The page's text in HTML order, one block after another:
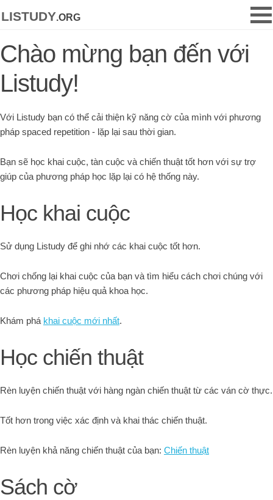
listudy.org
Chào mừng bạn đến với
Listudy!
Với Listudy bạn có thể cải thiện kỹ năng cờ của mình với phương
pháp spaced repetition - lặp lại sau thời gian.
Bạn sẽ học khai cuộc, tàn cuộc và chiến thuật tốt hơn với sự trợ
giúp của phương pháp học lặp lại có hệ thống này.
Học khai cuộc
Sử dụng Listudy để ghi nhớ các khai cuộc tốt hơn.
Chơi chống lại khai cuộc của bạn và tìm hiểu cách chơi chúng với
các phương pháp hiệu quả khoa học.
Khám phá khai cuộc mới nhất.
Học chiến thuật
Rèn luyện chiến thuật với hàng ngàn chiến thuật từ các ván cờ thực.
Tốt hơn trong việc xác định và khai thác chiến thuật.
Rèn luyện khả năng chiến thuật của bạn: Chiến thuật
Sách cờ